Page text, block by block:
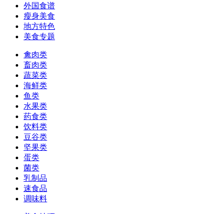
外国食谱
瘦身美食
地方特色
美食专题
禽肉类
畜肉类
蔬菜类
海鲜类
鱼类
水果类
药食类
饮料类
豆谷类
坚果类
蛋类
菌类
乳制品
速食品
调味料